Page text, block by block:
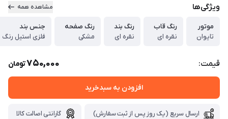
ویژگی‌ها مشاهده همه
موتور
تایوان
رنگ قاب
نقره ای
رنگ بند
نقره ای
رنگ صفحه
مشکی
جنس بند
فلزی استیل رنگ
قیمت: 750,000تومان
افزودن به سبدخرید
ارسال سریع (یک روز پس از ثبت سفارش) گارانتی اصالت کالا